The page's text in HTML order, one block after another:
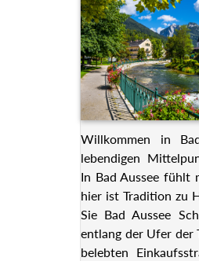
Willkommen in
lebendigen
In Bad Aussee fühlt
hier ist Tradition zu
Sie Bad Aussee
entlang der Ufer der
belebten